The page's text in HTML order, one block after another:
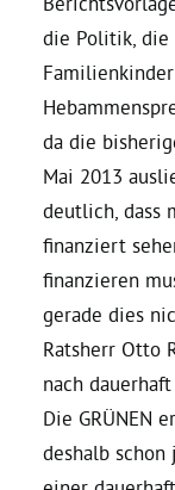
Aktiv
Arbeitsgruppen
Mitglied werden
Kommunalpolitik
Engagement-
die Politik, die
da die
Mai 2013
deutlich, dass
finanziert
finanzieren
gerade dies
Ratsherr Otto
nach
Die GRÜNEN
deshalb